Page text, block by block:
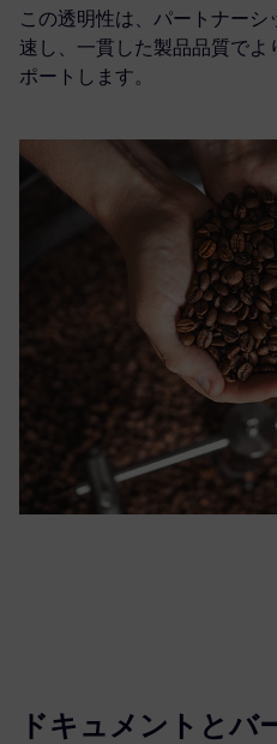
この透明性は、パートナー
速し、一貫した製品品質で
ポートします。
ドキュメントとバ